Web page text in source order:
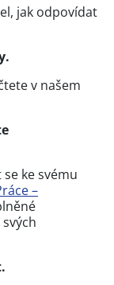
jak odpovídat
v našem
ke svému
–⁠